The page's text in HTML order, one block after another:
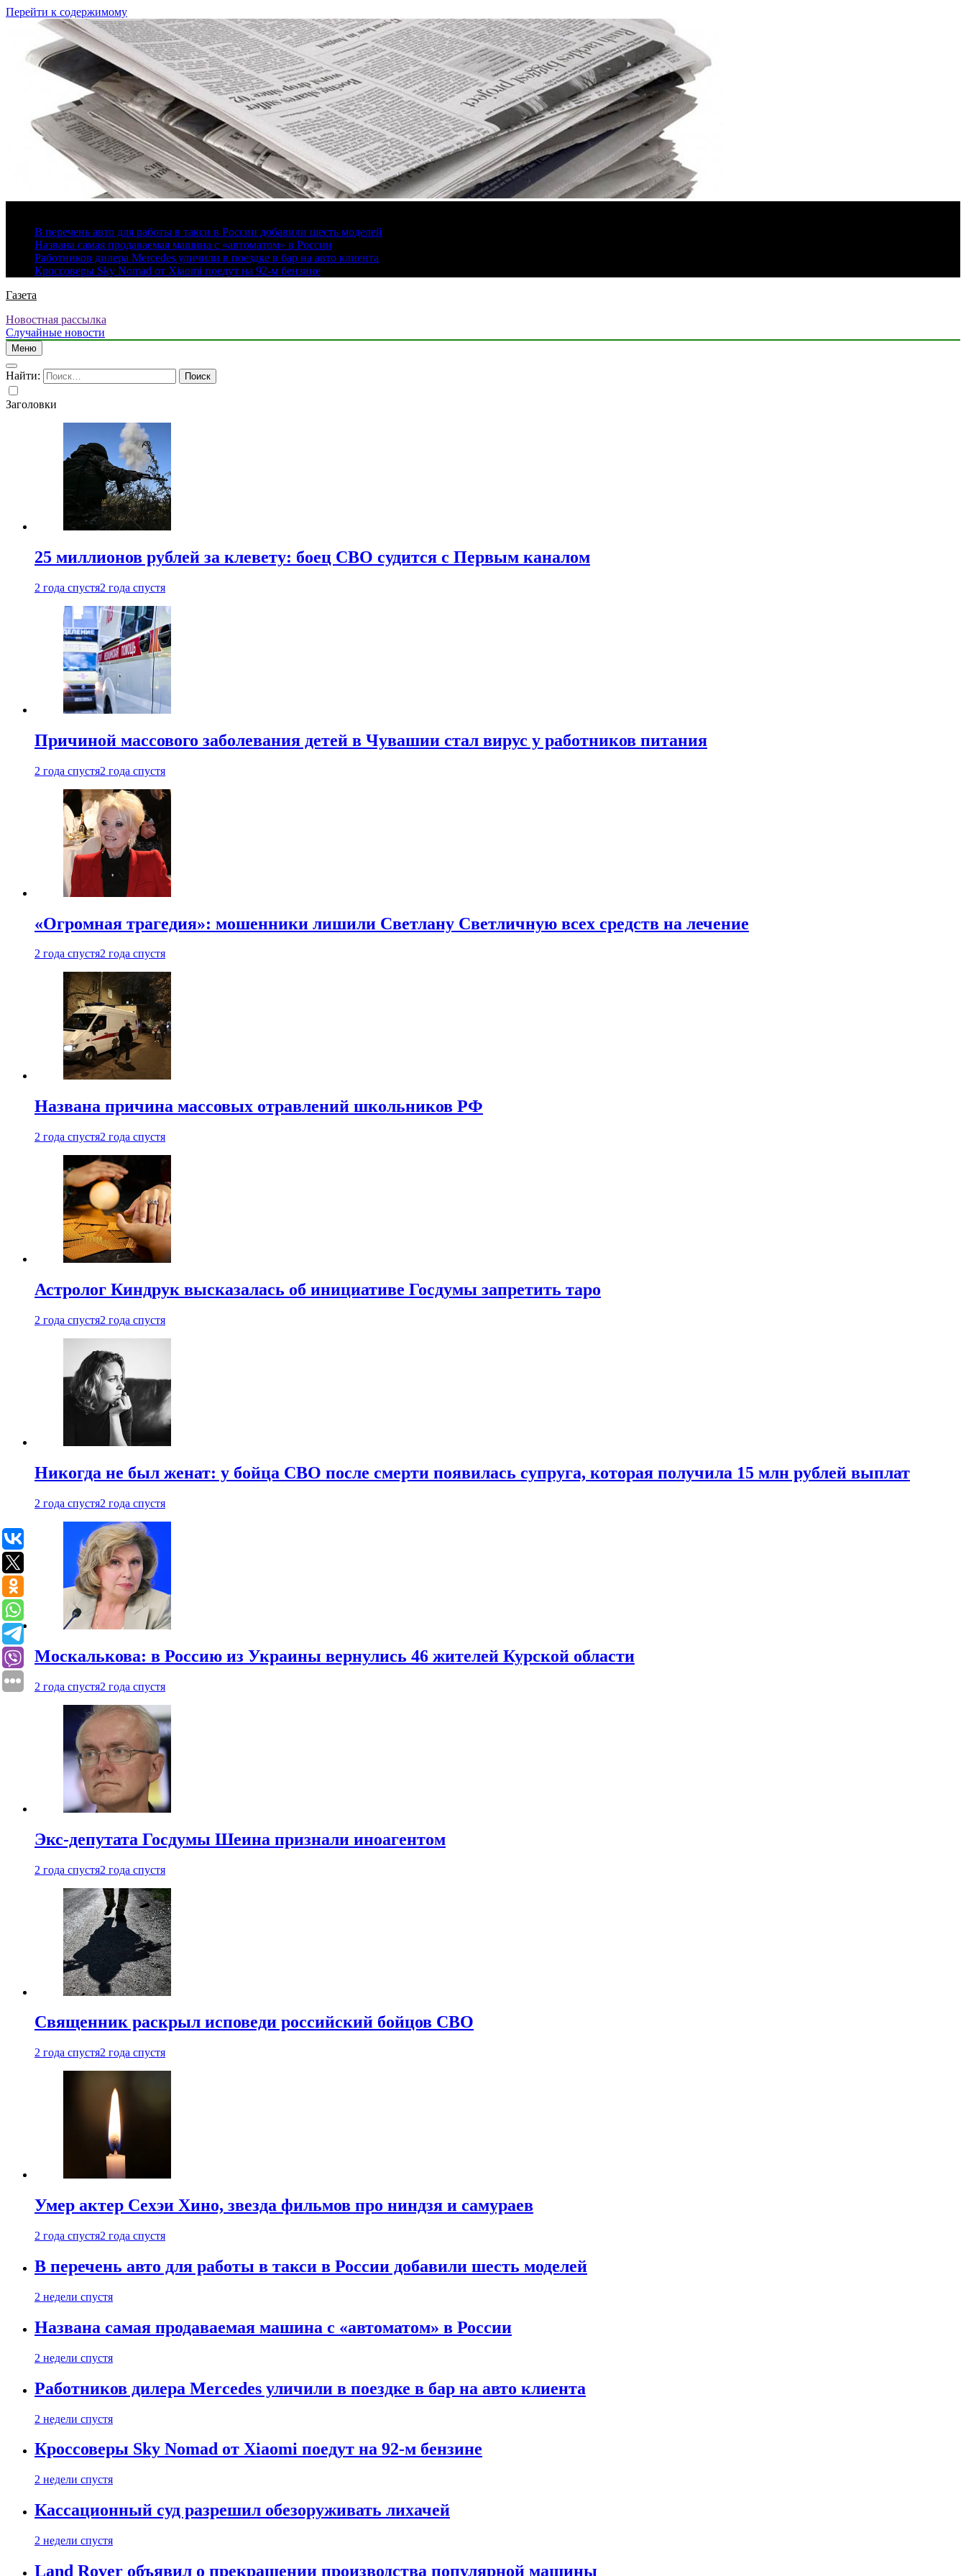
Перейти к содержимому
В перечень авто для работы в такси в России добавили шесть моделей
Названа самая продаваемая машина с «автоматом» в России
Работников дилера Mercedes уличили в поездке в бар на авто клиента
Кроссоверы Sky Nomad от Xiaomi поедут на 92-м бензине
Газета
Новостная рассылка
Случайные новости
Меню
Найти:
Заголовки
25 миллионов рублей за клевету: боец СВО судится с Первым каналом
2 года спустя2 года спустя
Причиной массового заболевания детей в Чувашии стал вирус у работников питания
2 года спустя2 года спустя
«Огромная трагедия»: мошенники лишили Светлану Светличную всех средств на лечение
2 года спустя2 года спустя
Названа причина массовых отравлений школьников РФ
2 года спустя2 года спустя
Астролог Киндрук высказалась об инициативе Госдумы запретить таро
2 года спустя2 года спустя
Никогда не был женат: у бойца СВО после смерти появилась супруга, которая получила 15 млн рублей выплат
2 года спустя2 года спустя
Москалькова: в Россию из Украины вернулись 46 жителей Курской области
2 года спустя2 года спустя
Экс-депутата Госдумы Шеина признали иноагентом
2 года спустя2 года спустя
Священник раскрыл исповеди российский бойцов СВО
2 года спустя2 года спустя
Умер актер Сехэи Хино, звезда фильмов про ниндзя и самураев
2 года спустя2 года спустя
В перечень авто для работы в такси в России добавили шесть моделей
2 недели спустя
Названа самая продаваемая машина с «автоматом» в России
2 недели спустя
Работников дилера Mercedes уличили в поездке в бар на авто клиента
2 недели спустя
Кроссоверы Sky Nomad от Xiaomi поедут на 92-м бензине
2 недели спустя
Кассационный суд разрешил обезоруживать лихачей
2 недели спустя
Land Rover объявил о прекращении производства популярной машины